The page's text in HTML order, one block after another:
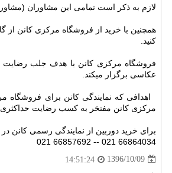
لازم به ذکر است تمامی این مشاوران
همچنین با خرید از فروشگاه مرکزی کانن از
کنید.
فروشگاه مرکزی کانن با هدف جلب رضایت
عکاسی برگزار میکند.
اهدافی که نمایندگی کانن برای
مرکزی کانن مفتخر به کسب رضایت
برای خرید دوربین از نمایندگی رسمی کانن
66864034 021 -- 66857692 021
1396/10/09
14:51:24